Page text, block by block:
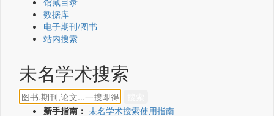
数据库
电子期刊/图书
站内搜索
未名学术搜索
新手指南： 未名学术搜索使用指南